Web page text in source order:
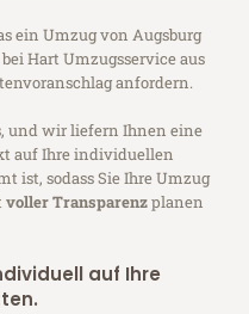
ein Umzug von Augsburg
Hart Umzugsservice aus
anfordern.
und wir liefern Ihnen eine
auf Ihre individuellen
ist, sodass Sie Ihre Umzug
voller Transparenzplanen
auf Ihre